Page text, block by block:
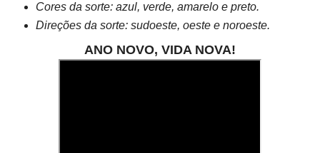
Cores da sorte: azul, verde, amarelo e preto.
Direções da sorte: sudoeste, oeste e noroeste.
ANO NOVO, VIDA NOVA!